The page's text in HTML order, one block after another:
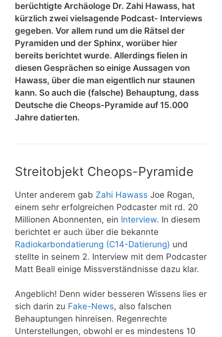
berüchtigte Archäologe Dr. Zahi Hawass, hat
kürzlich zwei vielsagende Podcast- Interviews
gegeben. Vor allem rund um die Rätsel der
Pyramiden und der Sphinx, worüber hier
bereits berichtet wurde. Allerdings fielen in
diesen Gesprächen so einige Aussagen von
Hawass, über die man eigentlich nur staunen
kann. So auch die (falsche) Behauptung, dass
Deutsche die Cheops-Pyramide auf 15.000
Jahre datierten.
Streitobjekt Cheops-Pyramide
Unter anderem gab Zahi Hawass Joe Rogan,
einem sehr erfolgreichen Podcaster mit rd. 20
Millionen Abonnenten, ein Interview. In diesem
berichtet er auch über die bekannte
Radiokarbondatierung (C14-Datierung) und
stellte in seinem 2. Interview mit dem Podcaster
Matt Beall einige Missverständnisse dazu klar.
Angeblich! Denn wider besseren Wissens lies er
sich darin zu Fake-News, also falschen
Behauptungen hinreisen. Regenrechte
Unterstellungen, obwohl er es mindestens 10